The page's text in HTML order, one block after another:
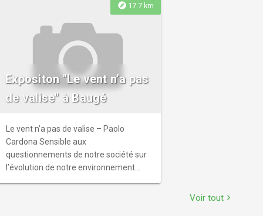
explore 17.7 km
Expositon "Le vent n’a pas
de valise" à Baugé
Le vent n’a pas de valise – Paolo
Cardona Sensible aux
questionnements de notre société sur
l’évolution de notre environnement
Voir tout chevron_right